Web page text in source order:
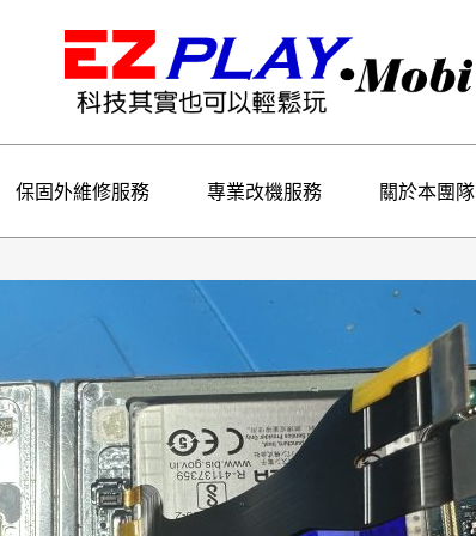
保固外維修服務 專業改機服務 關於本團隊